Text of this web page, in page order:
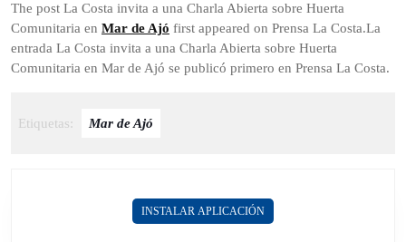
The post La Costa invita a una Charla Abierta sobre Huerta
Comunitaria en Mar de Ajó first appeared on Prensa La Costa.La
entrada La Costa invita a una Charla Abierta sobre Huerta
Comunitaria en Mar de Ajó se publicó primero en Prensa La Costa.
Etiquetas: Mar de Ajó
INSTALAR APLICACIÓN